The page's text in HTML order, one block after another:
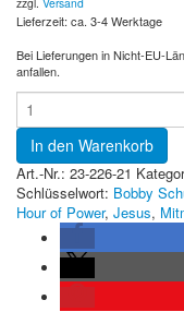
Lieferzeit: ca. 3-4 Werktage
Bei Lieferungen in Nicht-EU-
anfallen.
In den Warenkorb
Art.-Nr.: 23-226-21
Schlüsselwort: Bobby
Hour of Power, Jesus,